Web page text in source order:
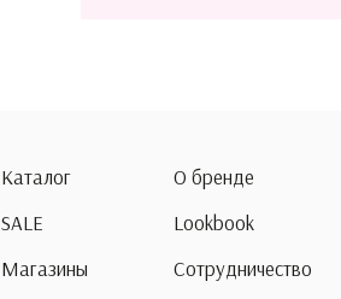
Каталог
SALE
Магазины
О бренде
Lookbook
Сотрудничество